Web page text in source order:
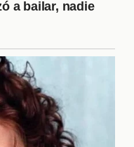
en el destino de
un nivel adicional
de la
eliminado, pasa por